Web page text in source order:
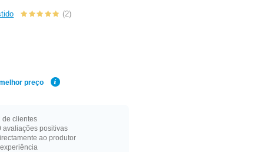
(2)
preço
de clientes
avaliações positivas
ao produtor